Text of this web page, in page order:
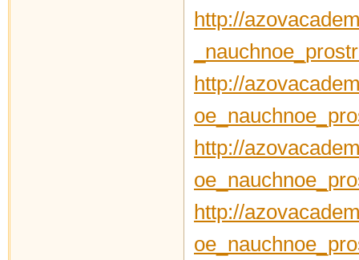
http://
http://
http://
http://